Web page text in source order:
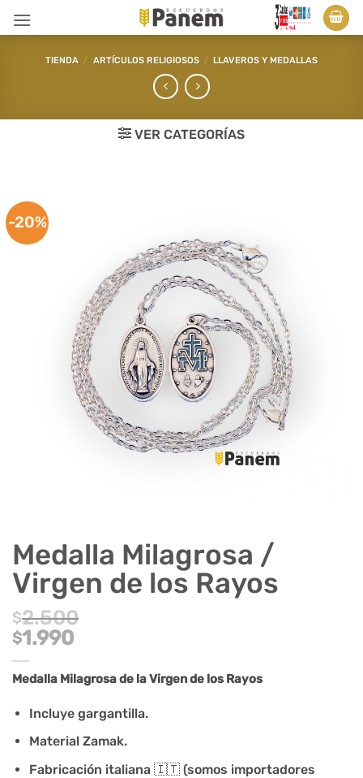
TIENDA / ARTÍCULOS RELIGIOSOS / LLAVEROS Y MEDALLAS
VER CATEGORÍAS
-20%
Medalla Milagrosa /
Virgen de los Rayos
$2.500
El
precio
original
$2.500.
$1.990
El
precio
es:
$1.990.
Medalla Milagrosa de la Virgen de los Rayos
Incluye gargantilla.
Material Zamak.
Fabricación italiana 🇮🇹 (somos importadores